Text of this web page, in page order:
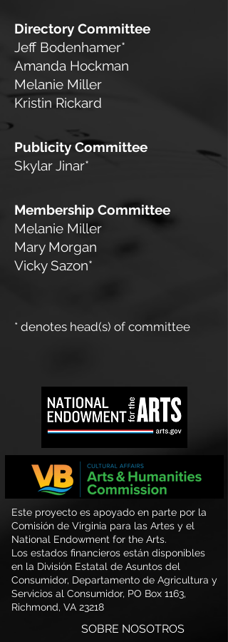
Directory Committee
Jeff Bodenhamer*
Amanda Hockman
Melanie Miller
Kristin Rickard
Publicity Committee
Skylar Jinar*
Membership Committee
Melanie Miller
Mary Morgan
Vicky Sazon*
* denotes head(s) of committee
Este proyecto es apoyado en parte por la
Comisión de Virginia para las Artes y el
National Endowment for the Arts.
Los estados financieros están disponibles
en la División Estatal de Asuntos del
Consumidor, Departamento de Agricultura y
Servicios al Consumidor, PO Box 1163,
Richmond, VA 23218
SOBRE NOSOTROS